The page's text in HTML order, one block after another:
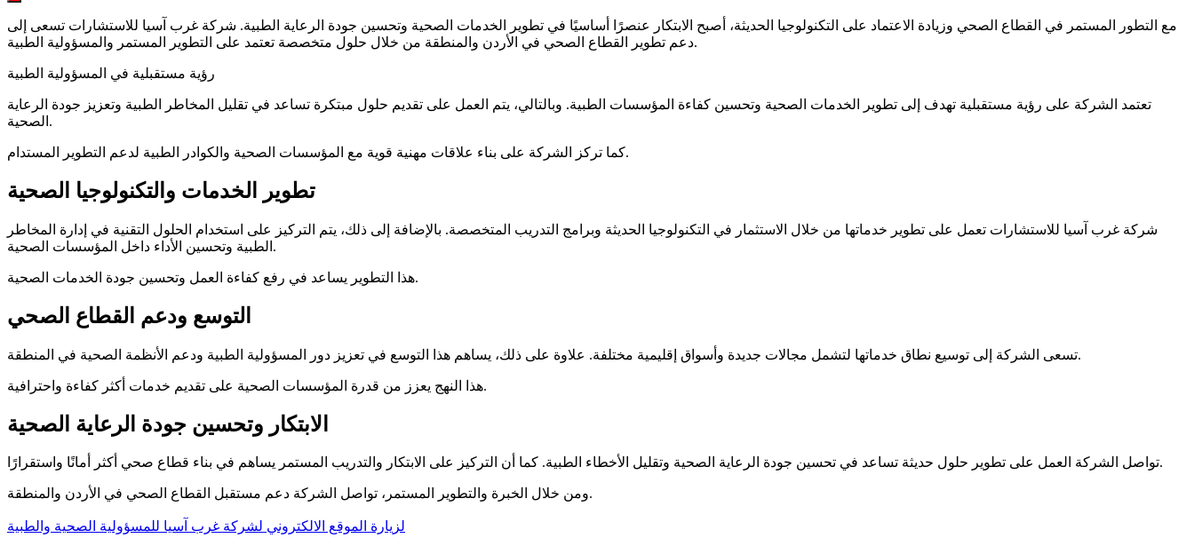
مع التطور المستمر في القطاع الصحي وزيادة الاعتماد على التكنولوجيا الحديثة، أصبح الابتكار عنصرًا أساسيًا في تطوير الخدمات الصحية وتحسين جودة الرعاية الطبية. شركة غرب آسيا للاستشارات تسعى إلى
دعم تطوير القطاع الصحي في الأردن والمنطقة من خلال حلول متخصصة تعتمد على التطوير المستمر والمسؤولية الطبية.
رؤية مستقبلية في المسؤولية الطبية
تعتمد الشركة على رؤية مستقبلية تهدف إلى تطوير الخدمات الصحية وتحسين كفاءة المؤسسات الطبية. وبالتالي، يتم العمل على تقديم حلول مبتكرة تساعد في تقليل المخاطر الطبية وتعزيز جودة الرعاية
الصحية.
كما تركز الشركة على بناء علاقات مهنية قوية مع المؤسسات الصحية والكوادر الطبية لدعم التطوير المستدام.
تطوير الخدمات والتكنولوجيا الصحية
شركة غرب آسيا للاستشارات تعمل على تطوير خدماتها من خلال الاستثمار في التكنولوجيا الحديثة وبرامج التدريب المتخصصة. بالإضافة إلى ذلك، يتم التركيز على استخدام الحلول التقنية في إدارة المخاطر
الطبية وتحسين الأداء داخل المؤسسات الصحية.
هذا التطوير يساعد في رفع كفاءة العمل وتحسين جودة الخدمات الصحية.
التوسع ودعم القطاع الصحي
تسعى الشركة إلى توسيع نطاق خدماتها لتشمل مجالات جديدة وأسواق إقليمية مختلفة. علاوة على ذلك، يساهم هذا التوسع في تعزيز دور المسؤولية الطبية ودعم الأنظمة الصحية في المنطقة.
هذا النهج يعزز من قدرة المؤسسات الصحية على تقديم خدمات أكثر كفاءة واحترافية.
الابتكار وتحسين جودة الرعاية الصحية
تواصل الشركة العمل على تطوير حلول حديثة تساعد في تحسين جودة الرعاية الصحية وتقليل الأخطاء الطبية. كما أن التركيز على الابتكار والتدريب المستمر يساهم في بناء قطاع صحي أكثر أمانًا واستقرارًا.
ومن خلال الخبرة والتطوير المستمر، تواصل الشركة دعم مستقبل القطاع الصحي في الأردن والمنطقة.
لزيارة الموقع الالكتروني لشركة غرب آسيا للمسؤولية الصحية والطبية